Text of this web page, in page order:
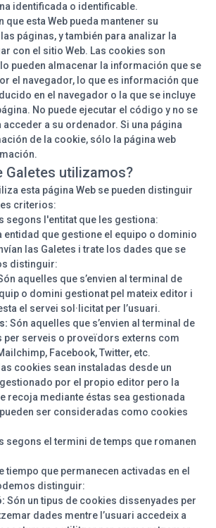
identificada o identificable.
que esta Web pueda mantener su
páginas, y también para analizar la
con el sitio Web. Las cookies son
pueden almacenar la información que se
el navegador, lo que es información que
en el navegador o la que se incluye
No puede ejecutar el código y no se
a su ordenador. Si una página
de la cookie, sólo la página web
Galetes utilizamos?
esta página Web se pueden distinguir
criterios:
segons l'entitat que les gestiona:
entidad que gestione el equipo o dominio
las Galetes i trate los dades que se
distinguir:
aquelles que s’envien al terminal de
o domini gestionat pel mateix editor i
el servei sol·licitat per l’usuari.
Són aquelles que s’envien al terminal de
per serveis o proveïdors externs com
Facebook, Twitter, etc.
cookies sean instaladas desde un
por el propio editor pero la
recoja mediante éstas sea gestionada
ser consideradas como cookies
segons el termini de temps que romanen
tiempo que permanecen activadas en el
distinguir:
Són un tipus de cookies dissenyades per
dades mentre l’usuari accedeix a